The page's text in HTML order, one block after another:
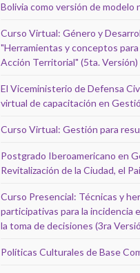
Bolivia como versión de modelo
Curso Virtual: Género y
"Herramientas y conceptos para
Acción Territorial" (5ta. Versión)
El Viceministerio de Defensa
virtual de capacitación en
Curso Virtual: Gestión para
Postgrado Iberoamericano en
Revitalización de la Ciudad, el
Curso Presencial: Técnicas y
participativas para la incidencia
la toma de decisiones (3ra
Políticas Culturales de Base